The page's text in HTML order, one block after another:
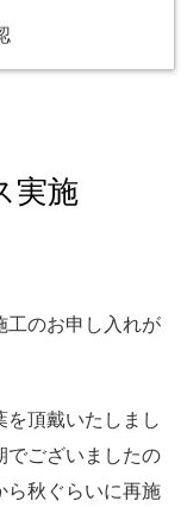
実施
工のお申し入れが
を頂戴いたしまし
でございましたの
ら秋ぐらいに再施